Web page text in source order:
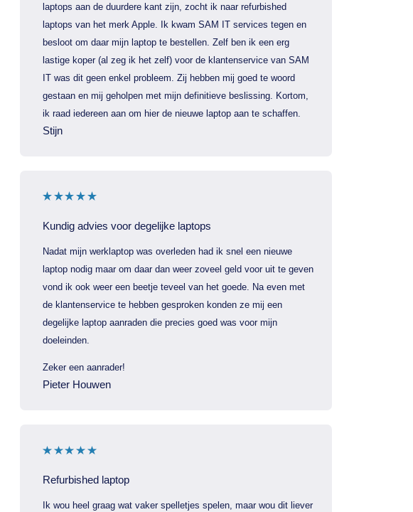
laptops aan de duurdere kant zijn, zocht ik naar refurbished
laptops van het merk Apple. Ik kwam SAM IT services tegen en
besloot om daar mijn laptop te bestellen. Zelf ben ik een erg
lastige koper (al zeg ik het zelf) voor de klantenservice van SAM
IT was dit geen enkel probleem. Zij hebben mij goed te woord
gestaan en mij geholpen met mijn definitieve beslissing. Kortom,
ik raad iedereen aan om hier de nieuwe laptop aan te schaffen.
Stijn
Kundig advies voor degelijke laptops
Nadat mijn werklaptop was overleden had ik snel een nieuwe
laptop nodig maar om daar dan weer zoveel geld voor uit te geven
vond ik ook weer een beetje teveel van het goede. Na even met
de klantenservice te hebben gesproken konden ze mij een
degelijke laptop aanraden die precies goed was voor mijn
doeleinden.
Zeker een aanrader!
Pieter Houwen
Refurbished laptop
Ik wou heel graag wat vaker spelletjes spelen, maar wou dit liever